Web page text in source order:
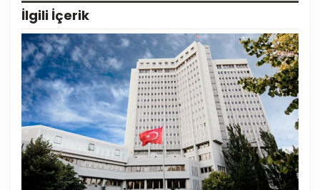
İlgili İçerik